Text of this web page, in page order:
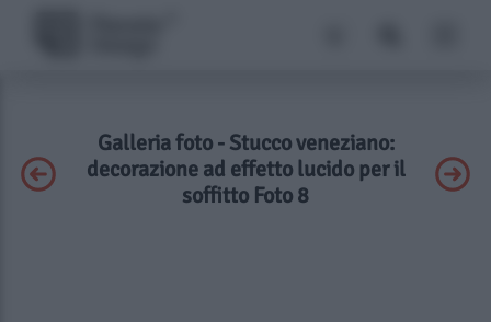
Galleria foto - Stucco veneziano:
decorazione ad effetto lucido per il
soffitto Foto 8